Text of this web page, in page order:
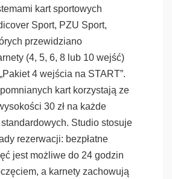
kart sportowych
Sport, PZU Sport,
przewidziano
(4, 5, 6, 8 lub 10 wejść)
4 wejścia na START”.
kart korzystają ze
30 zł na każde
Studio stosuje
rezerwacji: bezpłatne
jest możliwe do 24 godzin
a karnety zachowują